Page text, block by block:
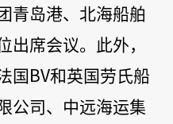
青岛港、北海船舶
席会议。此外，
国BV和英国劳氏船
公司、中远海运集